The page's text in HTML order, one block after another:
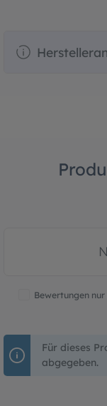
Bewertungen
Für dieses
abgegeben.